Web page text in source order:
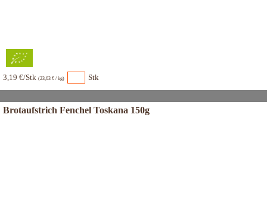
3,19 €/Stk (23,63 € / kg) Stk
Brotaufstrich Fenchel Toskana 150g